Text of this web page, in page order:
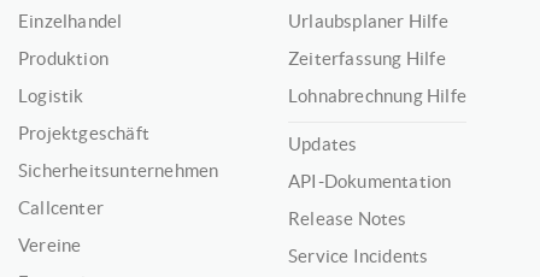
Einzelhandel
Produktion
Logistik
Projektgeschäft
Sicherheitsunternehmen
Callcenter
Vereine
Urlaubsplaner Hilfe
Zeiterfassung Hilfe
Lohnabrechnung Hilfe
Updates
API-Dokumentation
Release Notes
Service Incidents